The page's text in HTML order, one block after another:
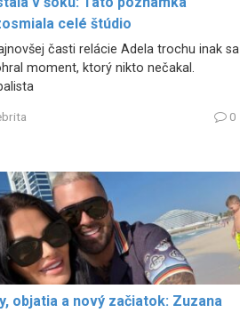
celé štúdio
časti relácie Adela trochu inak sa
moment, ktorý nikto nečakal.
0
objatia a nový začiatok: Zuzana